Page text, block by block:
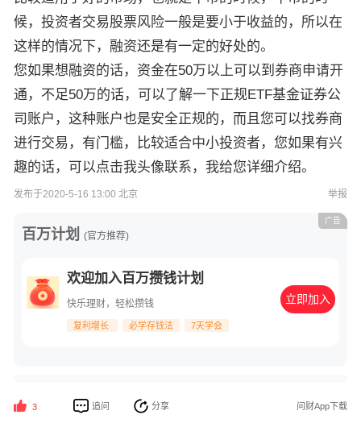
候，投资者交易股票风险一般是要小于收益的，所以在
这样的情况下，融资还是有一定的好处的。
您如果想融资的话，资金在50万以上可以到券商申请开
通，不足50万的话，可以了解一下正规ETF基金证券公
司账户，这种账户也是安全正规的，而且您可以找券商
进行交易，有门槛，比较适合中小投资者，您如果有兴
趣的话，可以点击我头像联系，我给您详细介绍。
发布于2020-5-16 13:00 北京 举报
百万计划 (官方推荐)
欢迎加入百万攒钱计划
快乐理财，轻松攒钱
复利增长 必学存钱法 7天学会
立即加入
广告
3 追问 分享 问财App下载